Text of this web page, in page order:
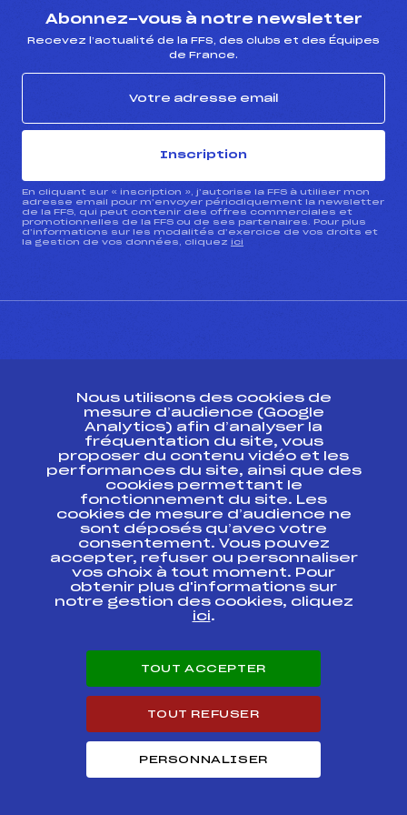
Abonnez-vous à notre newsletter
Recevez l’actualité de la FFS, des clubs et des Équipes
de France.
Inscription
En cliquant sur « inscription », j’autorise la FFS à utiliser mon
adresse email pour m’envoyer périodiquement la newsletter
de la FFS, qui peut contenir des offres commerciales et
promotionnelles de la FFS ou de ses partenaires. Pour plus
d’informations sur les modalités d’exercice de vos droits et
la gestion de vos données, cliquez ici
Ressources
Pass’Neige
Projet sportif fédéral
Projet de performance fédéral
Antidopage
Pôle Développement, Formation, Suivi
Scientifique
Listes ministérielles
Pôle vie de l’athlète
Enseignement professionnel
Carrières
Nous utilisons des cookies de
mesure d’audience (Google
Analytics) afin d’analyser la
fréquentation du site, vous
proposer du contenu vidéo et les
performances du site, ainsi que des
cookies permettant le
fonctionnement du site. Les
cookies de mesure d’audience ne
sont déposés qu’avec votre
consentement. Vous pouvez
accepter, refuser ou personnaliser
vos choix à tout moment. Pour
obtenir plus d'informations sur
notre gestion des cookies, cliquez
ici.
TOUT ACCEPTER
TOUT REFUSER
PERSONNALISER